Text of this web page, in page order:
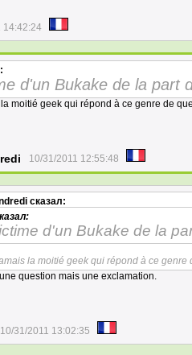
14:42:24
d'un Bukake de la part
moitié geek qui répond à ce genre de
10/31/2011 12:55:48
сказал:
d'un Bukake de la
la moitié geek qui répond à ce genre
question mais une exclamation.
10/31/2011 13:02:35